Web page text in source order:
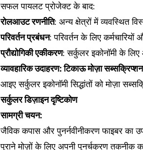
सफल पायलट प्रोजेक्ट के बाद:
रोलआउट रणनीति: अन्य क्षेत्रों में व्यवस्थित
परिवर्तन प्रबंधन: परिवर्तन के लिए
प्रौद्योगिकी एकीकरण: सर्कुलर इकोनॉमी के
व्यावहारिक उदाहरण: टिकाऊ मोज़ा
आइए सर्कुलर इकोनॉमी सिद्धांतों को मोज़ा
सर्कुलर डिज़ाइन दृष्टिकोण
सामग्री चयन:
जैविक कपास और पुनर्नवीनीकरण फाइबर का
पुराने मोज़ों के लिए अपनी पुनर्चक्रण तकनीक